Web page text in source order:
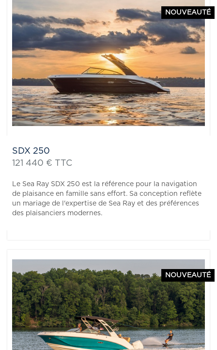
NOUVEAUTÉ
SDX 250
121 440 € TTC
Le Sea Ray SDX 250 est la référence pour la navigation
de plaisance en famille sans effort. Sa conception reflète
un mariage de l'expertise de Sea Ray et des préférences
des plaisanciers modernes.
NOUVEAUTÉ